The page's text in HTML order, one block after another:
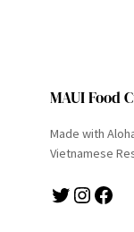
MAUI Food
Made with
Vietnamese
Twitter Instagram Facebook